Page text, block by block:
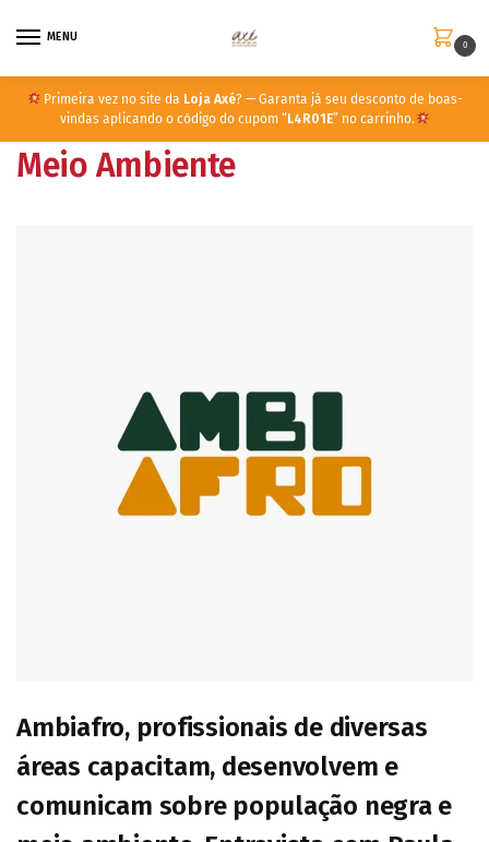
MENU
0
Primeira vez no site da Loja Axé? — Garanta já seu desconto de boas-
vindas aplicando o código do cupom “ L4R01E” no carrinho.
Meio Ambiente
Ambiafro, profissionais de diversas
áreas capacitam, desenvolvem e
comunicam sobre população negra e